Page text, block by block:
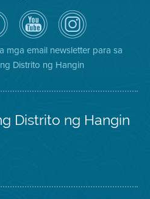
Channel
sa
YouTube
ng
Air
District
Air
District
on
Instagram
mga email newsletter para sa
Distrito ng Hangin
Distrito ng Hangin
Iligtas
8774